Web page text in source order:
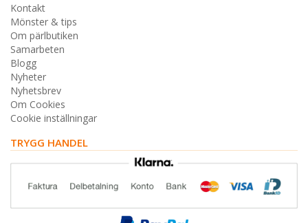
Kontakt
Mönster & tips
Om pärlbutiken
Samarbeten
Blogg
Nyheter
Nyhetsbrev
Om Cookies
Cookie inställningar
TRYGG HANDEL